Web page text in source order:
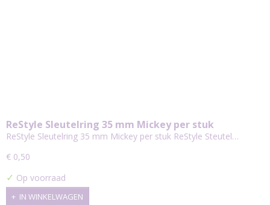
ReStyle Sleutelring 35 mm Mickey per stuk
ReStyle Sleutelring 35 mm Mickey per stuk ReStyle Steutel…
€ 0,50
✓ Op voorraad
IN WINKELWAGEN